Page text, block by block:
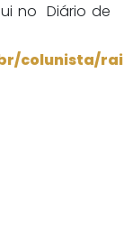
no Diário de
colunista/